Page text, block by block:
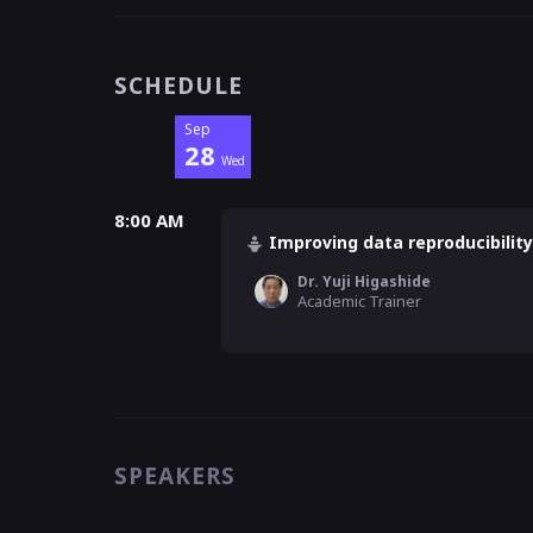
SCHEDULE
Sep
28 Wed
8:00 AM
Improving data reproducibility
Dr. Yuji Higashide
Academic Trainer
SPEAKERS